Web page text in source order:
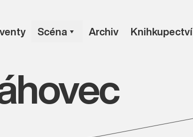
Scéna Archiv Knihkupectví